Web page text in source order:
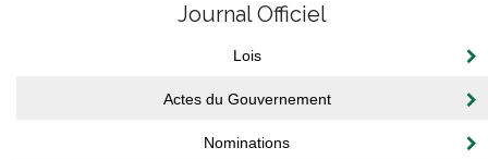
Journal Officiel
Lois
Actes du Gouvernement
Nominations